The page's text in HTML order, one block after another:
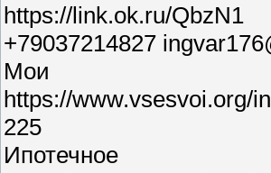
https://link.ok.ru/QbzN1
+79037214827
Мои
https://www.vsesvoi.org/
225